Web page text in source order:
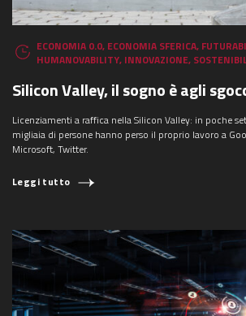
ECONOMIA 0.0, ECONOMIA SFERICA,
HUMANOVABILITY, INNOVAZIONE,
Silicon Valley, il sogno è agli
Licenziamenti a raffica nella Silicon Valley: in poche
migliaia di persone hanno perso il proprio lavoro a
Microsoft, Twitter.
Leggi tutto
COSA STAI